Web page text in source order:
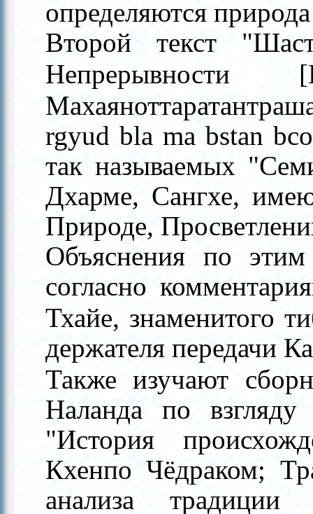
определяются
Второй текст
Непрерывности
rgyud bla ma bstan
так называемых
Дхарме, Сангхе,
Природе,
Объяснения по
согласно
Тхайе, знаменитого
держателя передачи
Также изучают
Наланда по
"История
Кхенпо Чёдраком;
анализа традиции